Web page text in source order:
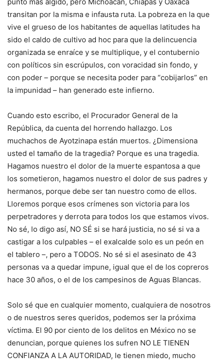
transitan por la misma e infausta ruta. La pobreza en la que
vive el grueso de los habitantes de aquellas latitudes ha
sido el caldo de cultivo ad hoc para que la delincuencia
organizada se enraíce y se multiplique, y el contubernio
con políticos sin escrúpulos, con voracidad sin fondo, y
con poder – porque se necesita poder para “cobijarlos” en
la impunidad – han generado este infierno.
Cuando esto escribo, el Procurador General de la
República, da cuenta del horrendo hallazgo. Los
muchachos de Ayotzinapa están muertos. ¿Dimensiona
usted el tamaño de la tragedia? Porque es una tragedia.
Hagamos nuestro el dolor de la muerte espantosa a que
los sometieron, hagamos nuestro el dolor de sus padres y
hermanos, porque debe ser tan nuestro como de ellos.
Lloremos porque esos crímenes son victoria para los
perpetradores y derrota para todos los que estamos vivos.
No sé, lo digo así, NO SÉ si se hará justicia, no sé si va a
castigar a los culpables – el exalcalde solo es un peón en
el tablero –, pero a TODOS. No sé si el asesinato de 43
personas va a quedar impune, igual que el de los copreros
hace 30 años, o el de los campesinos de Aguas Blancas.
Solo sé que en cualquier momento, cualquiera de nosotros
o de nuestros seres queridos, podemos ser la próxima
víctima. El 90 por ciento de los delitos en México no se
denuncian, porque quienes los sufren NO LE TIENEN
CONFIANZA A LA AUTORIDAD, le tienen miedo, mucho